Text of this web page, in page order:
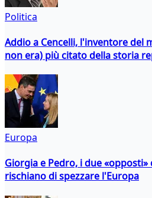
Politica
Addio a Cencelli, l'inventore del
non era) più citato della storia
Europa
Giorgia e Pedro, i due
rischiano di spezzare l'Europa